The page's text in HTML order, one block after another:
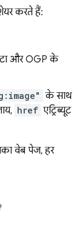
करते हैं:
और OGP के
के साथ
href एट्रिब्यूट
वेब पेज, हर